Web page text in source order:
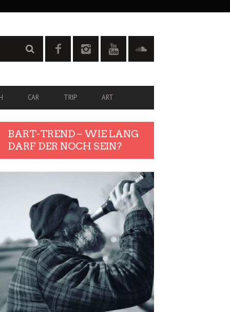
CAR TRIP ART
BART-TREND – WIE LANG
DARF DER NOCH SEIN?